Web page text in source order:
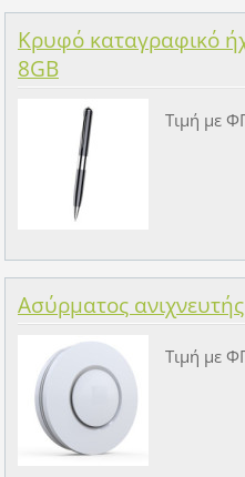
Κρυφό καταγραφικό
8GB
Τιμή με
Ασύρματος
Τιμή με